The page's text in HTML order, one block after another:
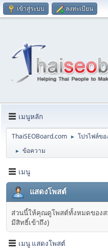
เข้าสู่ระบบ ลงทะเบียน
เมนูหลัก
ThaiSEOBoard.com ► โปรไฟล์ขอ
► ข้อความ
เมนู
แสดงโพสต์
ส่วนนี้ให้คุณดูโพสต์ทั้งหมดของ
มีสิทธิ์เข้าถึง)
เมนู แสดงโพสต์